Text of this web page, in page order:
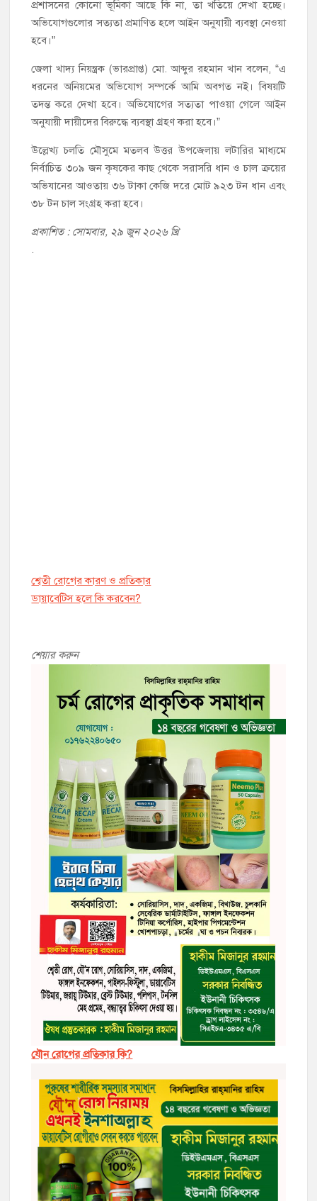
প্রশাসনের কোনো ভূমিকা আছে কি না, তা খতিয়ে দেখা হচ্ছে।
অভিযোগগুলোর সত্যতা প্রমাণিত হলে আইন অনুযায়ী ব্যবস্থা নেওয়া
হবে।”
জেলা খাদ্য নিয়ন্ত্রক (ভারপ্রাপ্ত) মো. আব্দুর রহমান খান বলেন, “এ
ধরনের অনিয়মের অভিযোগ সম্পর্কে আমি অবগত নই। বিষয়টি
তদন্ত করে দেখা হবে। অভিযোগের সত্যতা পাওয়া গেলে আইন
অনুযায়ী দায়ীদের বিরুদ্ধে ব্যবস্থা গ্রহণ করা হবে।”
উল্লেখ্য চলতি মৌসুমে মতলব উত্তর উপজেলায় লটারির মাধ্যমে
নির্বাচিত ৩০৯ জন কৃষকের কাছ থেকে সরাসরি ধান ও চাল ক্রয়ের
অভিযানের আওতায় ৩৬ টাকা কেজি দরে মোট ৯২৩ টন ধান এবং
৩৮ টন চাল সংগ্রহ করা হবে।
প্রকাশিত : সোমবার, ২৯ জুন ২০২৬ খ্রি
শ্বেতী রোগের কারণ ও প্রতিকার
ডায়াবেট্সি হলে কি করবেন?
শেয়ার করুন
যৌন রোগের প্রতিকার কি?